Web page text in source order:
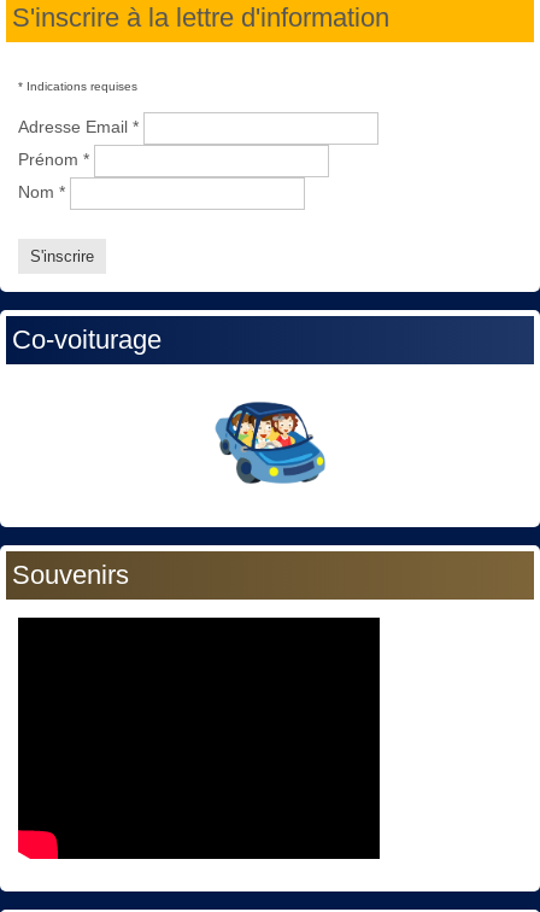
S'inscrire à la lettre d'information
* Indications requises
Adresse Email *
Prénom *
Nom *
Co-voiturage
Souvenirs